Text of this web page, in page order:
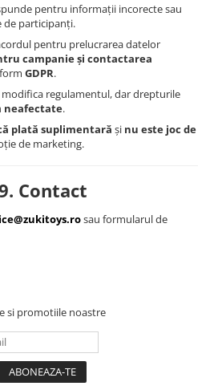
pentru informații incorecte sau
de participanți.
pentru prelucrarea datelor
campanie și contactarea
GDPR.
regulamentul, dar drepturile
neafectate.
plată suplimentară și nu este joc de
de marketing.
Contact
sau formularul de
si promotiile noastre